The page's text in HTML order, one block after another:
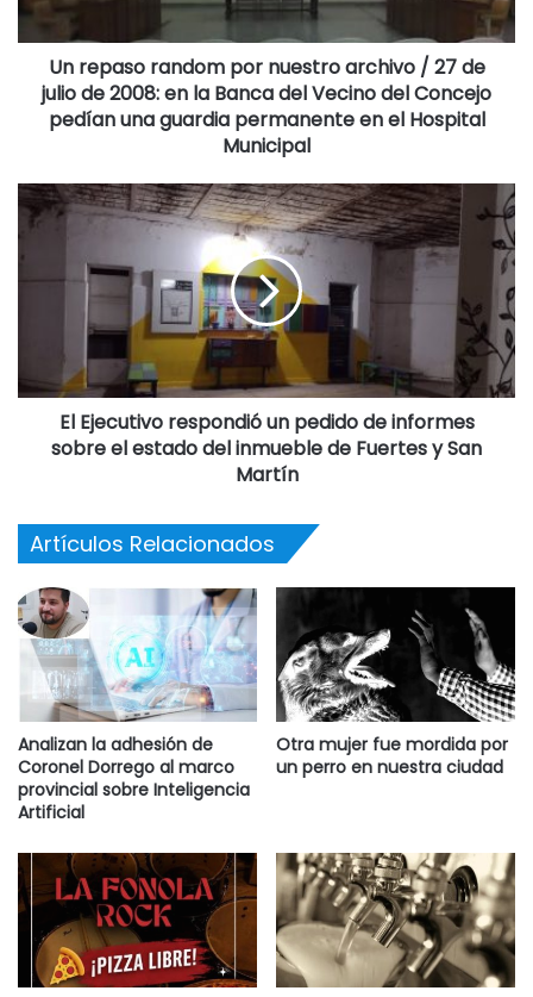
las liquidaciones correspondientes por los trabajos de
zanjeo, provisión y colocación de la red de distribución. El
costo de la extensión de la red de agua y cloacas
equivaldrá hasta al valor de ocho bolsas de cemento
Portland de 25 kilogramos por metro lineal de frente.
La iniciativa determina que los propietarios,
usufructuarios, poseedores a título de dueño, tenedores
precarios y demás responsables de los lotes deberán
afrontar el pago de la mejora. También contempla distintas
modalidades de cancelación, con una bonificación del 20
por ciento para quienes opten por el pago al contado y
planes de financiación de hasta 36 cuotas, según la
extensión del frente de cada inmueble.
situaciones socioeconómicas particulares para determinar
planes de pago especiales y establece que la falta de pago
podrá derivar en la aplicación de intereses resarcitorios y
en la ejecución judicial por vía de apremio. (16-06-26).
Destacadas
Un repaso random por nuestro archivo / 27 de
julio de 2008: en la Banca del Vecino del Concejo
pedían una guardia permanente en el Hospital
Municipal
El Ejecutivo respondió un pedido de informes
sobre el estado del inmueble de Fuertes y San
Martín
Artículos Relacionados
Analizan la adhesión de
Coronel Dorrego al marco
provincial sobre Inteligencia
Artificial
Otra mujer fue mordida por
un perro en nuestra ciudad